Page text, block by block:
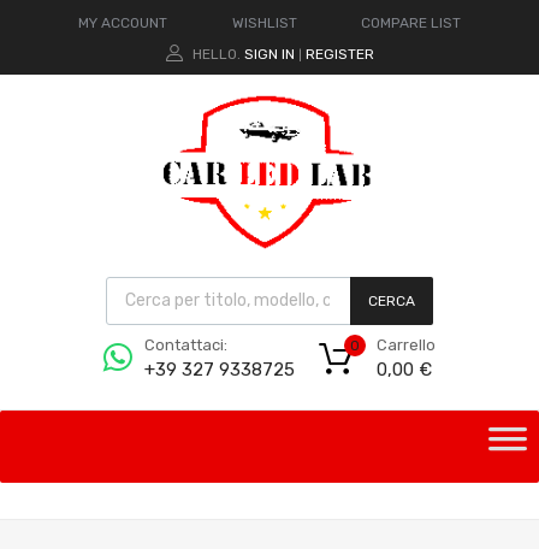
MY ACCOUNT WISHLIST
COMPARE LIST
HELLO. SIGN IN REGISTER
CERCA
Contattaci:
+39 327 9338725
Carrello
0,00 €
0